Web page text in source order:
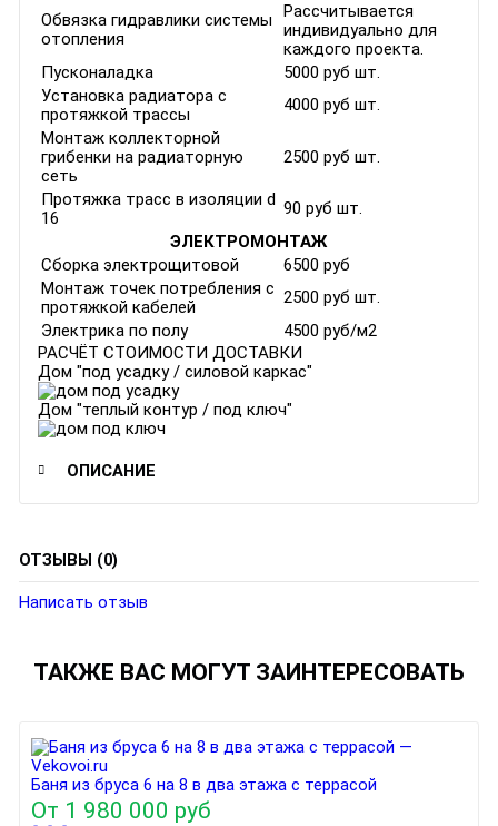
Обвязка гидравлики системы
отопления
Рассчитывается
индивидуально для
каждого проекта.
Пусконаладка
5000 руб шт.
Установка радиатора с
протяжкой трассы
4000 руб шт.
Монтаж коллекторной
грибенки на радиаторную
сеть
2500 руб шт.
Протяжка трасс в изоляции d
16
90 руб шт.
ЭЛЕКТРОМОНТАЖ
Сборка электрощитовой
6500 руб
Монтаж точек потребления с
протяжкой кабелей
2500 руб шт.
Электрика по полу
4500 руб/м2
РАСЧЁТ СТОИМОСТИ ДОСТАВКИ
Дом "под усадку / силовой каркас"
Дом "теплый контур / под ключ"
ОПИСАНИЕ
ОТЗЫВЫ (0)
Написать отзыв
ТАКЖЕ ВАС МОГУТ ЗАИНТЕРЕСОВАТЬ
Баня из бруса 6 на 8 в два этажа с террасой
От 1 980 000 руб